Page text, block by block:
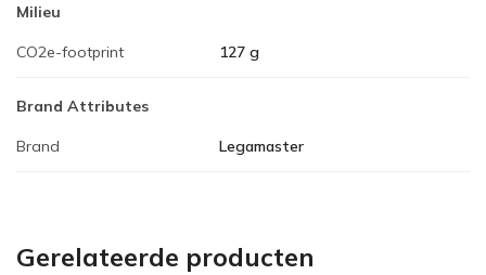
Milieu
CO2e-footprint 127 g
Brand Attributes
Brand Legamaster
Gerelateerde producten